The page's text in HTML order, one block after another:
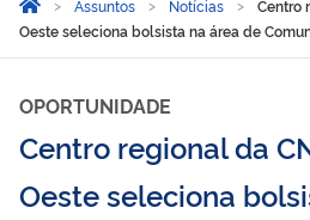
Página Inicial
Assuntos Notícias
Centro
Oeste seleciona bolsista na área de
OPORTUNIDADE
Centro regional da
Oeste seleciona